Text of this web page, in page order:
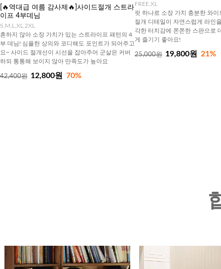
[🔥역대급 여름 감사제🔥]사이드절개 스트라
이프 4부데님
S,M,L,XL,2XL
흔하지 않아 소장 가치가 있는 스트라이프 패턴의 4
부 데님! 심플한 상의와 코디해도 포인트가 되어주고
요~ 사이드 절개선이 시선을 잡아주어 군살은 커버
하되 통통해 보이지 않아 만족도가 높아요
42,400원 12,800원 70%
FREE,XL
핏 하나로 소장 가치 충분한 와
절개 디테일이 자연스럽게 라인
각한 터치감에 쫀쫀한 스판으로
게 즐기기 좋아요!
25,000원 19,800원 21%